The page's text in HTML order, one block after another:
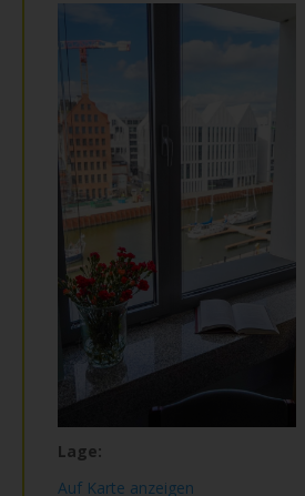
Lage:
Auf Karte anzeigen